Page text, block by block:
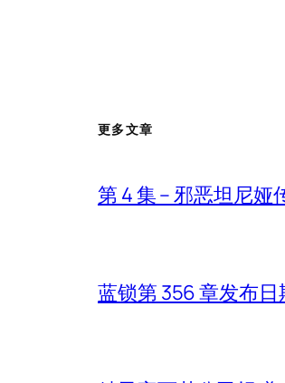
更多文章
第 4 集 – 邪恶坦尼娅
蓝锁第 356 章发布